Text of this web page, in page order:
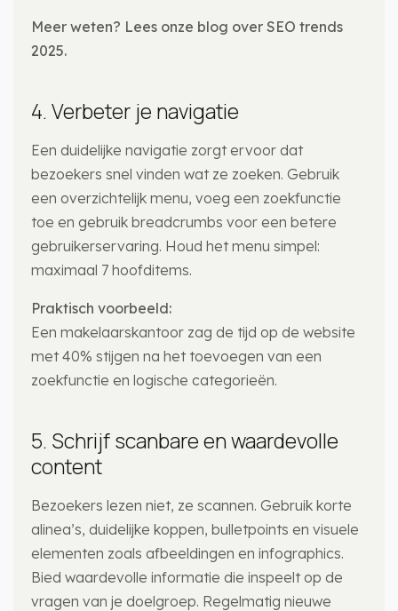
Meer weten? Lees onze blog over SEO trends
2025.
4. Verbeter je navigatie
Een duidelijke navigatie zorgt ervoor dat
bezoekers snel vinden wat ze zoeken. Gebruik
een overzichtelijk menu, voeg een zoekfunctie
toe en gebruik breadcrumbs voor een betere
gebruikerservaring. Houd het menu simpel:
maximaal 7 hoofditems.
Praktisch voorbeeld:
Een makelaarskantoor zag de tijd op de website
met 40% stijgen na het toevoegen van een
zoekfunctie en logische categorieën.
5. Schrijf scanbare en waardevolle
content
Bezoekers lezen niet, ze scannen. Gebruik korte
alinea’s, duidelijke koppen, bulletpoints en visuele
elementen zoals afbeeldingen en infographics.
Bied waardevolle informatie die inspeelt op de
vragen van je doelgroep. Regelmatig nieuwe